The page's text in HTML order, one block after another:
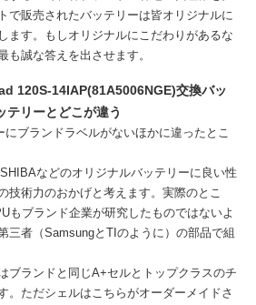
で販売されたバッテリーは皆オリジナルに
ます。もしオリジナルにこだわりがあるな
も誠な答えを出させます。
120S-14IAP(81A5006NGE)交換バッ
テリーとどこが違う
ブランドラベルがないほかに違ったとこ
などのオリジナルバッテリーに良い性
技術力のおかげと考えます。実際のとこ
もブランド企業が研究したものではないよ
三者（SamsungとTIのように）の部品で組
ブランドと同じA+セルとトップクラスのチ
。ただシェルはこちらがオーダーメイドさ